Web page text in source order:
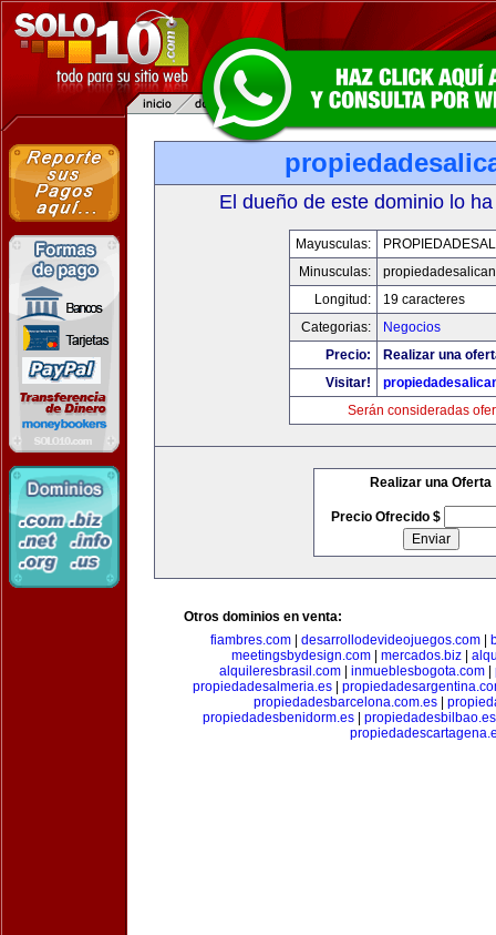
El dueño de este dominio lo
Mayusculas:
Minusculas:
Longitud:
19 caracteres
Categorias:
Negocios
Precio:
Realizar una
Visitar!
Serán consideradas
Realizar una Oferta
Precio Ofrecido $
Otros dominios en venta:
fiambres.com| desarrollodevideojuegos.com|
meetingsbydesign.com| mercados.biz|
alquileresbrasil.com| inmueblesbogota.com|
propiedadesalmeria.es
propiedadesbarcelona.com.es|
propiedadesbenidorm.es
propiedadesbilbao.es